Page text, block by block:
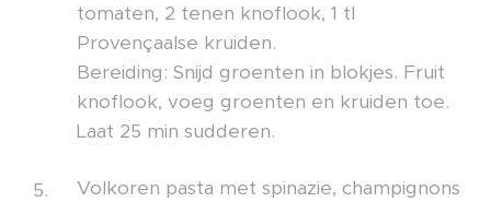
tomaten, 2 tenen knoflook, 1 tl
Provençaalse kruiden.
Bereiding: Snijd groenten in blokjes. Fruit
knoflook, voeg groenten en kruiden toe.
Laat 25 min sudderen.
Volkoren pasta met spinazie, champignons